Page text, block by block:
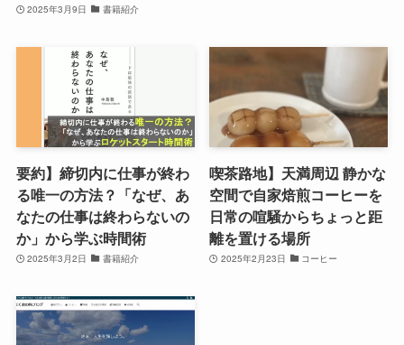
2025年3月9日 書籍紹介
要約】締切内に仕事が終わ
る唯一の方法？「なぜ、あ
なたの仕事は終わらないの
か」から学ぶ時間術
2025年3月2日 書籍紹介
喫茶路地】天満周辺 静かな
空間で自家焙煎コーヒーを
日常の喧騒からちょっと距
離を置ける場所
2025年2月23日 コーヒー